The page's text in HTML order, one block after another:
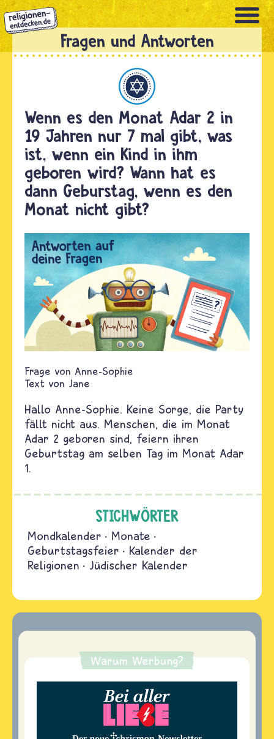
Direkt
zum
Inhalt
Wenn es den Monat Adar 2 in
19 Jahren nur 7 mal gibt, was
ist, wenn ein Kind in ihm
geboren wird? Wann hat es
dann Geburstag, wenn es den
Monat nicht gibt?
Anne-Sophie
Text von Jane
Hallo Anne-Sophie. Keine Sorge, die Party
fällt nicht aus. Menschen, die im Monat
Adar 2 geboren sind, feiern ihren
Geburtstag am selben Tag im Monat Adar
1.
STICHWÖRTER
Mondkalender
Monate
Geburtstagsfeier
Kalender der
Religionen
Jüdischer Kalender
Warum Werbung?